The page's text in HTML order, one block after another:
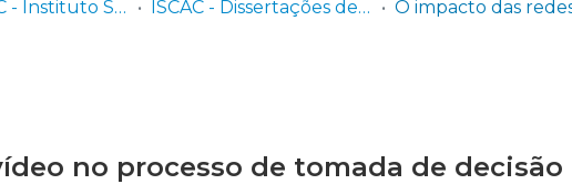
IPC - ISCAC - Instituto Superior de Contabilidade e Administração de Coimbra ISCAC - Dissertações de Mestrado
no processo de tomada de decisão